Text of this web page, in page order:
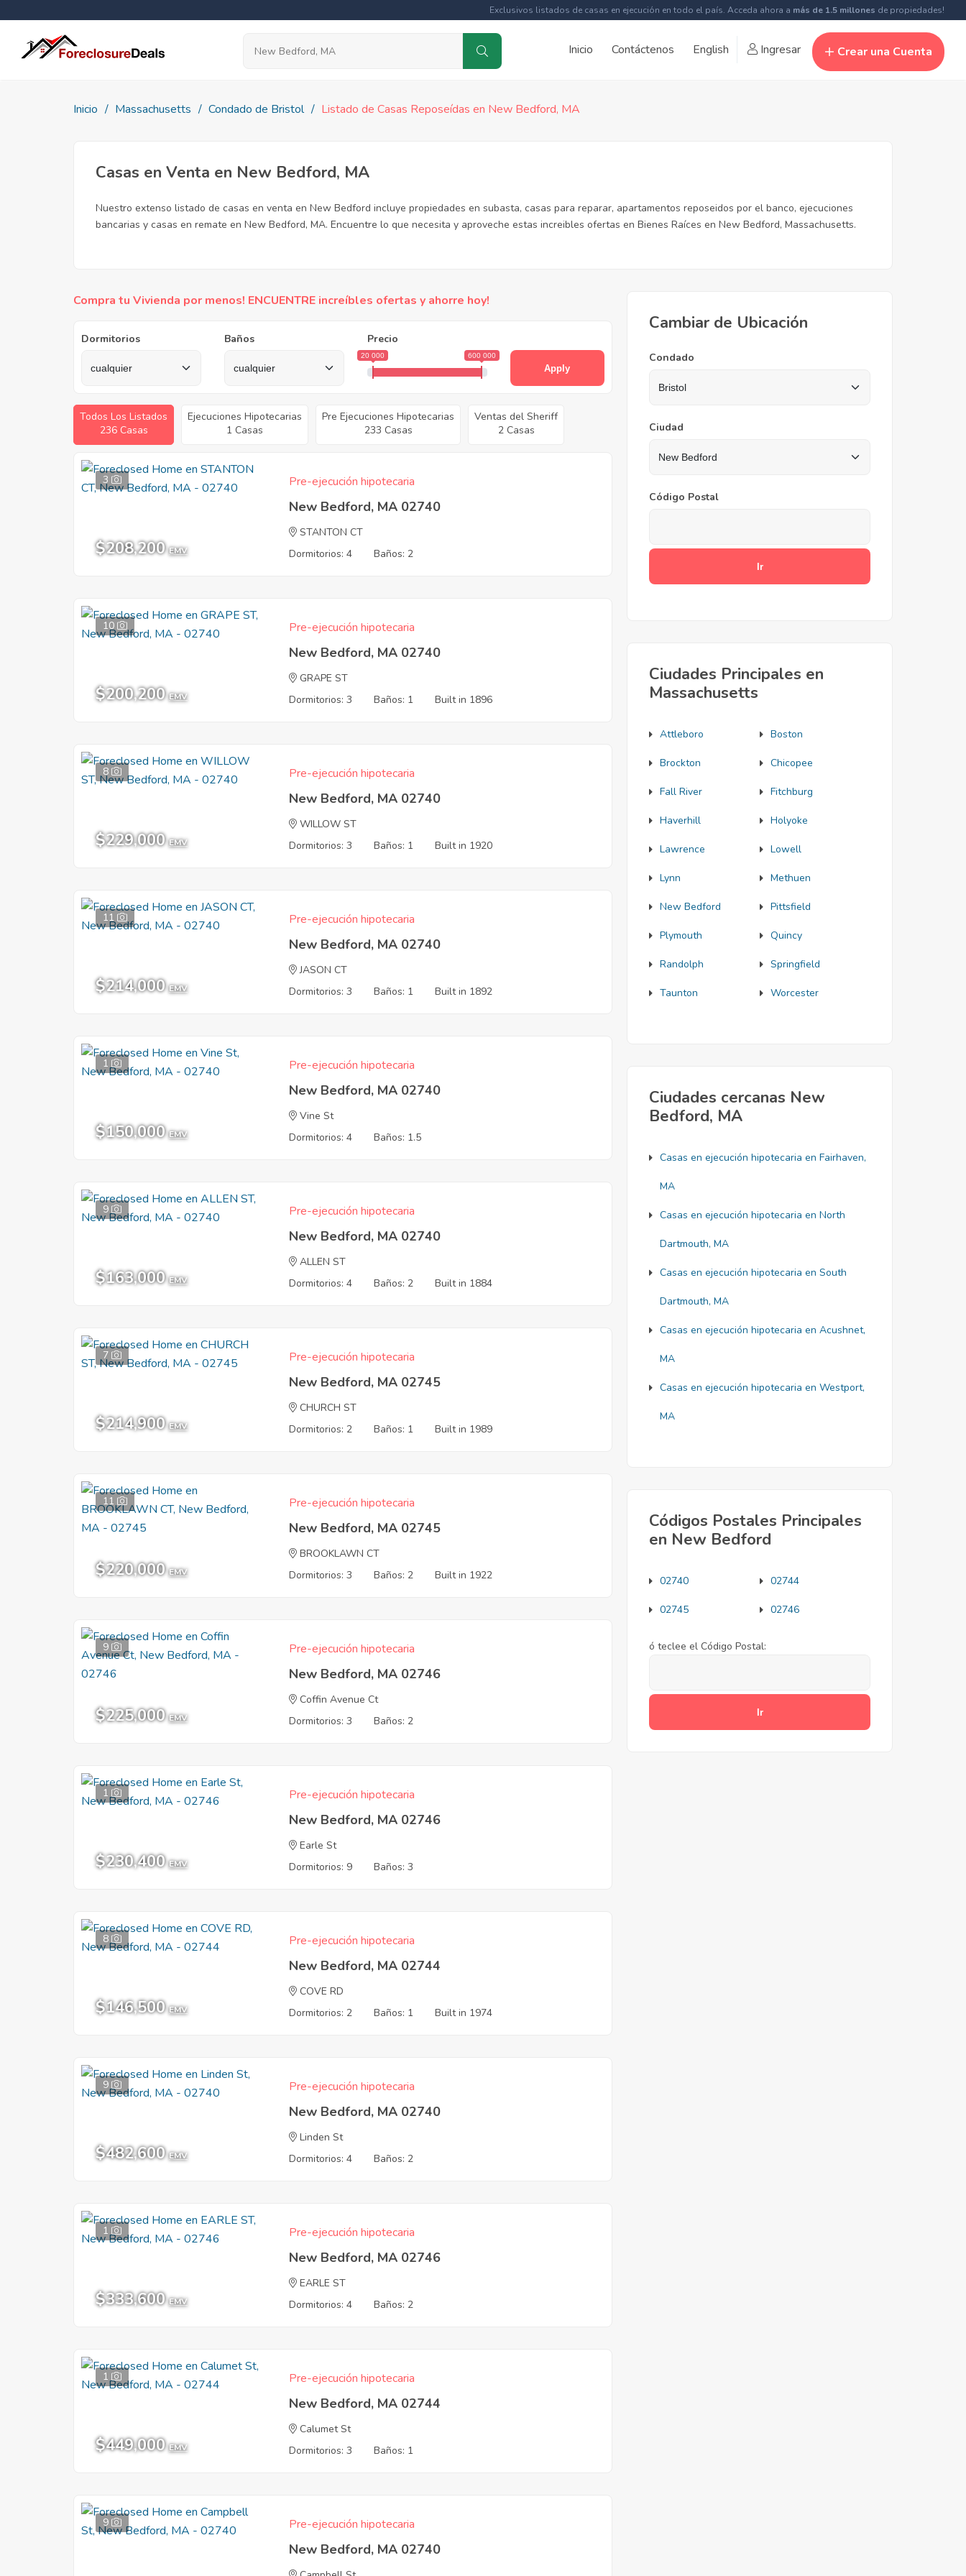
Exclusivos listados de casas en ejecución en todo el país. Acceda ahora a más de 1.5 millones de propiedades!
Inicio Contáctenos English Ingresar Crear una Cuenta
Inicio Massachusetts Condado de Bristol Listado de Casas Reposeídas en New Bedford, MA
Casas en Venta en New Bedford, MA
Nuestro extenso listado de casas en venta en New Bedford incluye propiedades en subasta, casas para reparar, apartamentos reposeidos por el banco, ejecuciones
bancarias y casas en remate en New Bedford, MA. Encuentre lo que necesita y aproveche estas increibles ofertas en Bienes Raíces en New Bedford, Massachusetts.
Compra tu Vivienda por menos! ENCUENTRE increíbles ofertas y ahorre hoy!
Dormitorios Baños Precio
20 000 600 000
Apply
Todos Los Listados
236 Casas
Ejecuciones Hipotecarias
1 Casas
Pre Ejecuciones Hipotecarias
233 Casas
Ventas del Sheriff
2 Casas
3
$208,200 EMV
Pre-ejecución hipotecaria
New Bedford, MA 02740
STANTON CT
Dormitorios: 4
Baños: 2
10
$200,200 EMV
Pre-ejecución hipotecaria
New Bedford, MA 02740
GRAPE ST
Dormitorios: 3
Baños: 1 Built in 1896
8
$229,000 EMV
Pre-ejecución hipotecaria
New Bedford, MA 02740
WILLOW ST
Dormitorios: 3
Baños: 1 Built in 1920
11
$214,000 EMV
Pre-ejecución hipotecaria
New Bedford, MA 02740
JASON CT
Dormitorios: 3
Baños: 1 Built in 1892
1
$150,000 EMV
Pre-ejecución hipotecaria
New Bedford, MA 02740
Vine St
Dormitorios: 4
Baños: 1.5
9
$163,000 EMV
Pre-ejecución hipotecaria
New Bedford, MA 02740
ALLEN ST
Dormitorios: 4
Baños: 2 Built in 1884
7
$214,900 EMV
Pre-ejecución hipotecaria
New Bedford, MA 02745
CHURCH ST
Dormitorios: 2
Baños: 1 Built in 1989
11
$220,000 EMV
Pre-ejecución hipotecaria
New Bedford, MA 02745
BROOKLAWN CT
Dormitorios: 3
Baños: 2 Built in 1922
9
$225,000 EMV
Pre-ejecución hipotecaria
New Bedford, MA 02746
Coffin Avenue Ct
Dormitorios: 3
Baños: 2
1
$230,400 EMV
Pre-ejecución hipotecaria
New Bedford, MA 02746
Earle St
Dormitorios: 9
Baños: 3
8
$146,500 EMV
Pre-ejecución hipotecaria
New Bedford, MA 02744
COVE RD
Dormitorios: 2
Baños: 1 Built in 1974
9
$482,600 EMV
Pre-ejecución hipotecaria
New Bedford, MA 02740
Linden St
Dormitorios: 4
Baños: 2
1
$333,600 EMV
Pre-ejecución hipotecaria
New Bedford, MA 02746
EARLE ST
Dormitorios: 4
Baños: 2
1
$449,000 EMV
Pre-ejecución hipotecaria
New Bedford, MA 02744
Calumet St
Dormitorios: 3
Baños: 1
9 Pre-ejecución hipotecaria
New Bedford, MA 02740
Cambiar de Ubicación
Condado
Ciudad
Código Postal
Ciudades Principales en
Massachusetts
Attleboro Boston
Brockton Chicopee
Fall River Fitchburg
Haverhill Holyoke
Lawrence Lowell
Lynn Methuen
New Bedford Pittsfield
Plymouth Quincy
Randolph Springfield
Taunton Worcester
Ciudades cercanas New
Bedford, MA
Casas en ejecución hipotecaria en Fairhaven,
MA
Casas en ejecución hipotecaria en North
Dartmouth, MA
Casas en ejecución hipotecaria en South
Dartmouth, MA
Casas en ejecución hipotecaria en Acushnet,
MA
Casas en ejecución hipotecaria en Westport,
MA
Códigos Postales Principales
en New Bedford
02740 02744
02745 02746
ó teclee el Código Postal: